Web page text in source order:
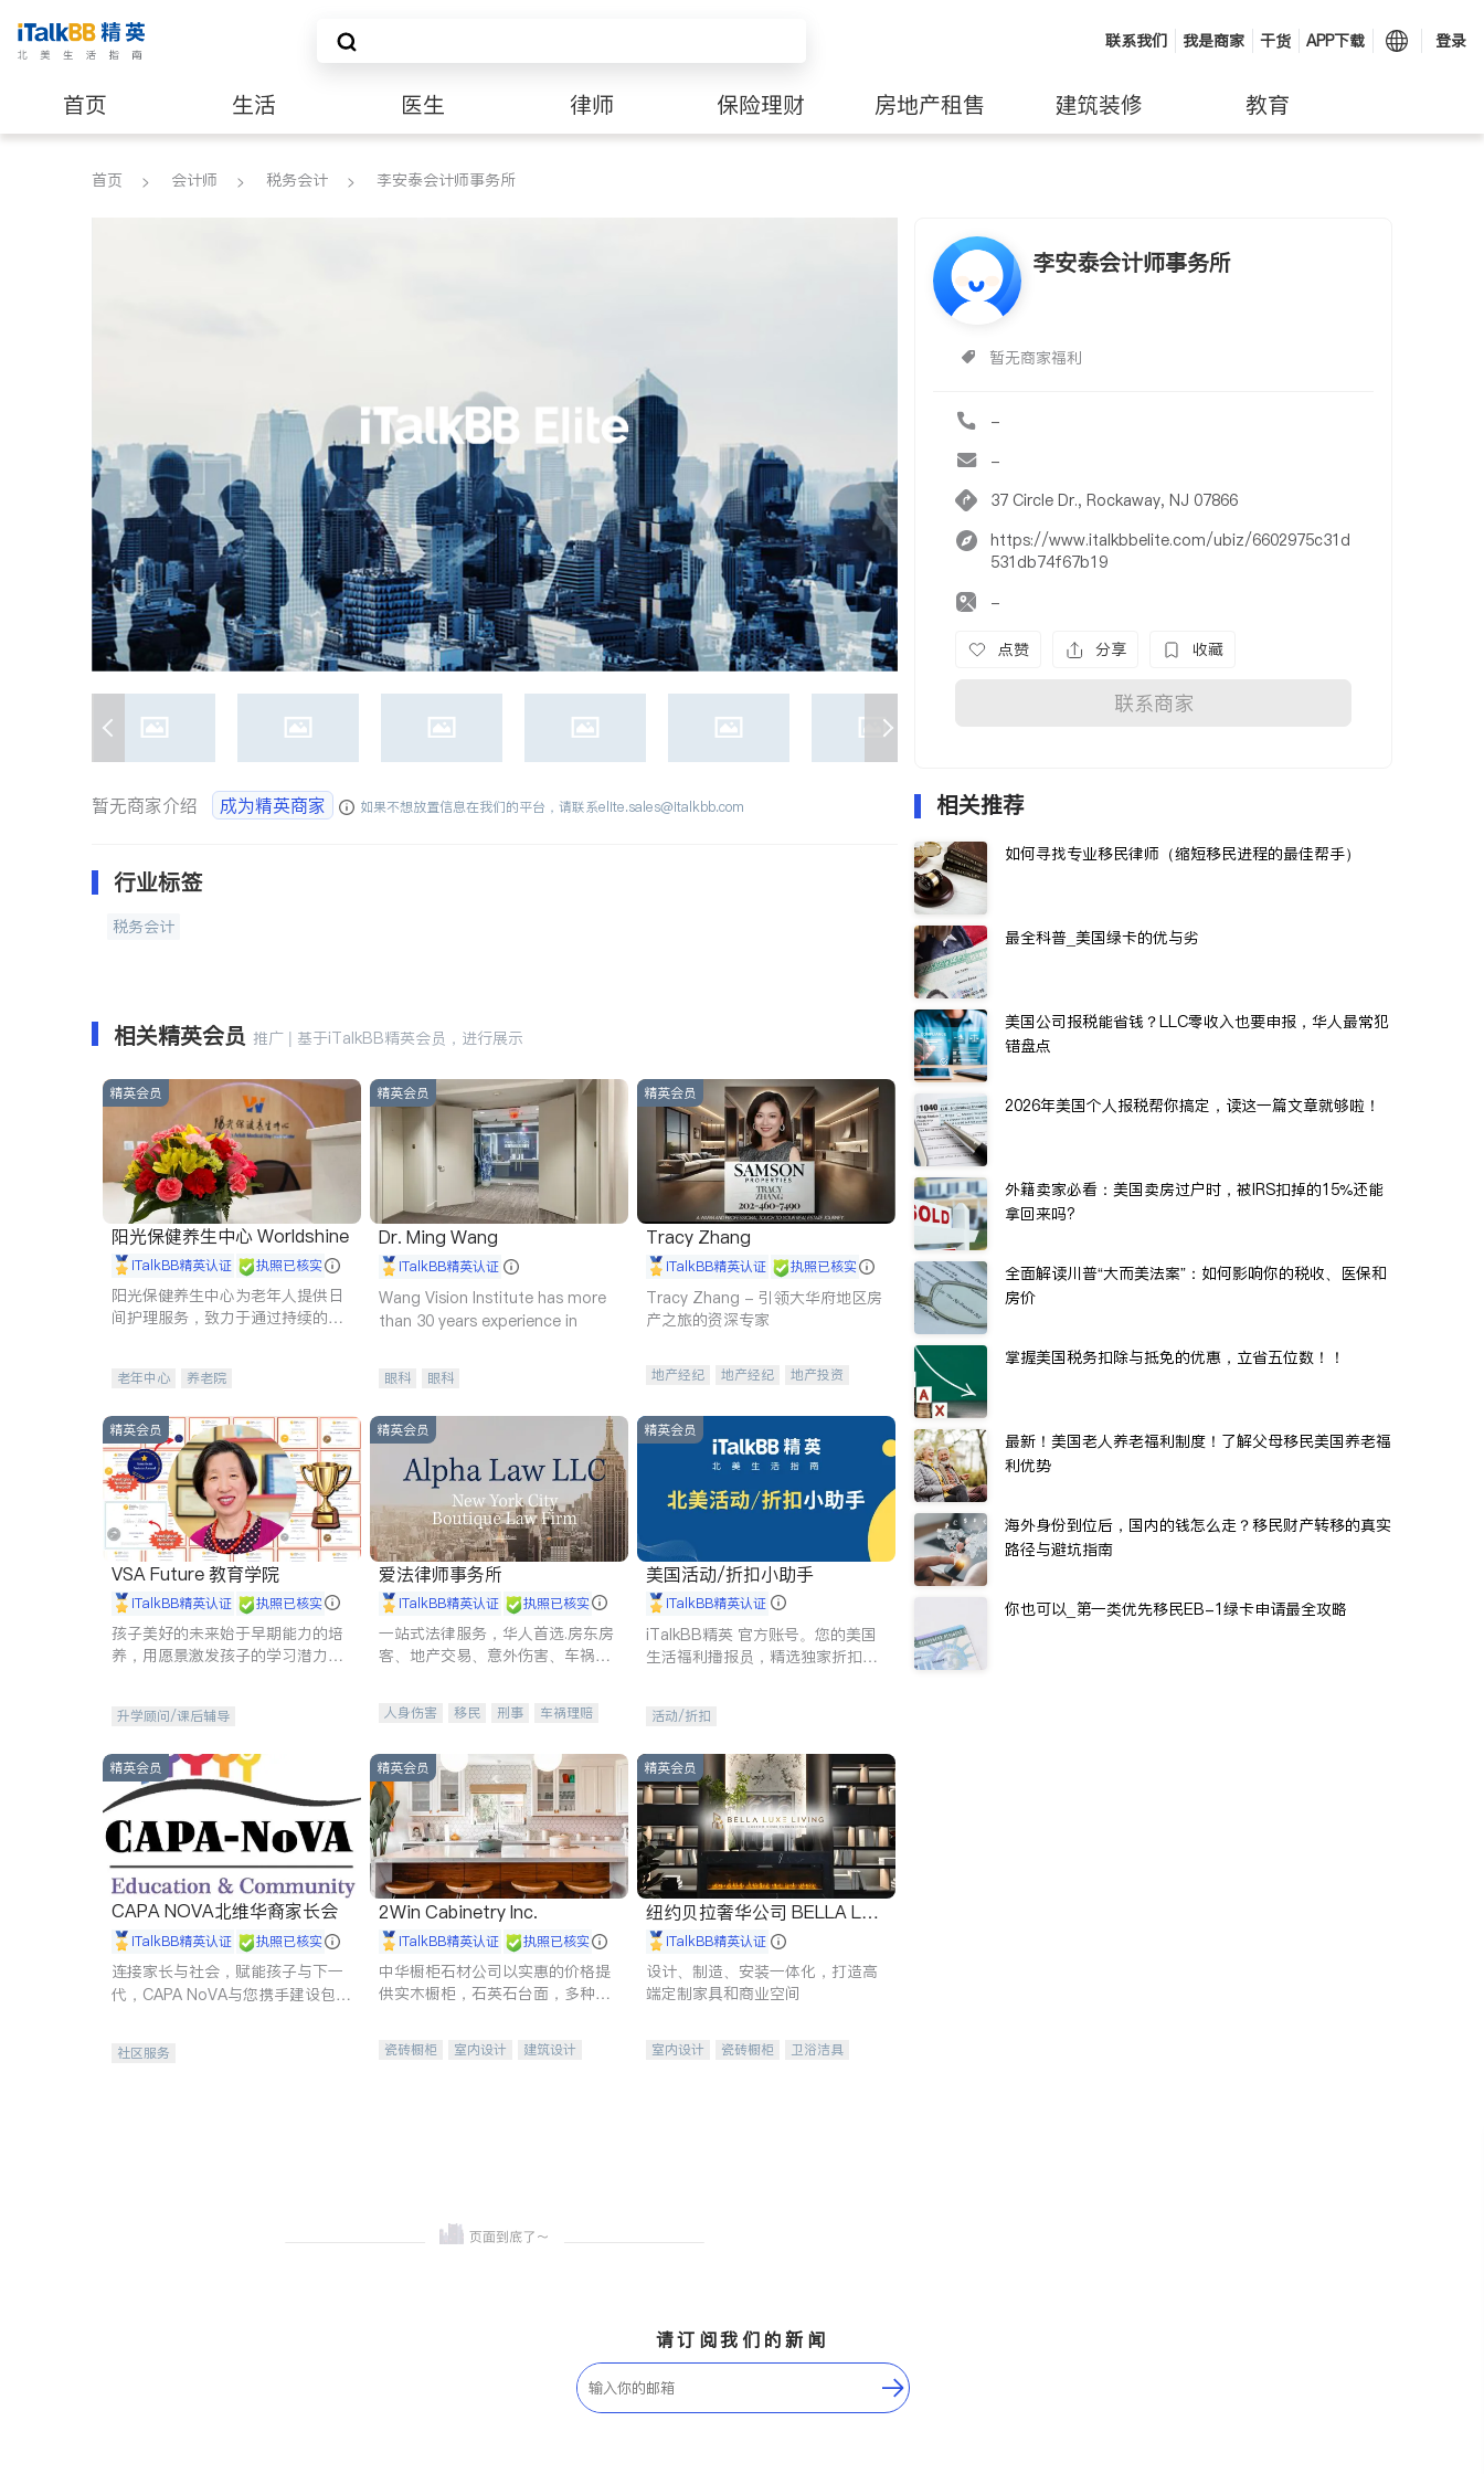
联系我们 我是商家 干货 APP下载 登录
首页 生活 医生 律师 保险理财 房地产租售 建筑装修 教育
养老 非盈利组织
首页 会计师 税务会计 李安泰会计师事务所
李安泰会计师事务所
暂无商家福利
-
-
37 Circle Dr., Rockaway, NJ 07866
https://www.italkbbelite.com/ubiz/6602975c31d
531db74f67b19
-
点赞 分享 收藏
联系商家
暂无商家介绍 成为精英商家 如果不想放置信息在我们的平台，请联系elite.sales@italkbb.com
行业标签
税务会计
相关精英会员 推广 | 基于iTalkBB精英会员，进行展示
精英会员
阳光保健养生中心 Worldshine
iTalkBB精英认证 执照已核实
阳光保健养生中心为老年人提供日
间护理服务，致力于通过持续的护
老年中心 养老院
精英会员
Dr. Ming Wang
iTalkBB精英认证
Wang Vision Institute has more
than 30 years experience in
眼科 眼科
精英会员
Tracy Zhang
iTalkBB精英认证 执照已核实
Tracy Zhang - 引领大华府地区房
产之旅的资深专家
地产经纪 地产经纪
地产投资
精英会员
VSA Future 教育学院
iTalkBB精英认证 执照已核实
孩子美好的未来始于早期能力的培
养，用愿景激发孩子的学习潜力和
升学顾问/课后辅导
精英会员
爱法律师事务所
iTalkBB精英认证 执照已核实
一站式法律服务，华人首选.房东房
客、地产交易、意外伤害、车祸重
人身伤害 移民 刑事
车祸理赔
商标注册
索赔 律师-其它 保释
精英会员
美国活动/折扣小助手
iTalkBB精英认证
iTalkBB精英 官方账号。您的美国
生活福利播报员，精选独家折扣、
活动/折扣
精英会员
CAPA NOVA北维华裔家长会
iTalkBB精英认证 执照已核实
连接家长与社会，赋能孩子与下一
代，CAPA NoVA与您携手建设包
社区服务
精英会员
2Win Cabinetry Inc.
iTalkBB精英认证 执照已核实
中华橱柜石材公司以实惠的价格提
供实木橱柜，石英石台面，多种优
机。品质厨房，家的选择。
瓷砖橱柜 室内设计
建筑设计
精英会员
纽约贝拉奢华公司 BELLA LUX
E iTalkBB精英认证
设计、制造、安装一体化，打造高
端定制家具和商业空间
室内设计 瓷砖橱柜
卫浴洁具
相关推荐
如何寻找专业移民律师（缩短移民进程的最佳帮手）
最全科普_美国绿卡的优与劣
美国公司报税能省钱？LLC零收入也要申报，华人最常犯
错盘点
2026年美国个人报税帮你搞定，读这一篇文章就够啦！
外籍卖家必看：美国卖房过户时，被IRS扣掉的15%还能
拿回来吗?
全面解读川普“大而美法案”：如何影响你的税收、医保和
房价
掌握美国税务扣除与抵免的优惠，立省五位数！！
最新！美国老人养老福利制度！了解父母移民美国养老福
利优势
海外身份到位后，国内的钱怎么走？移民财产转移的真实
路径与避坑指南
你也可以_第一类优先移民EB-1绿卡申请最全攻略
请订阅我们的新闻